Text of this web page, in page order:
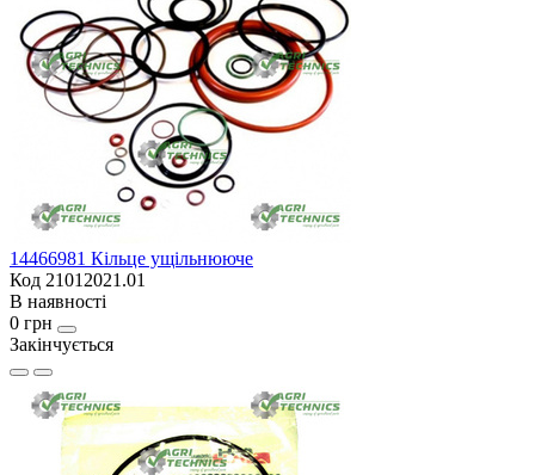
14466981 Кільце ущільнююче
Код 21012021.01
В наявності
0 грн
Закінчується